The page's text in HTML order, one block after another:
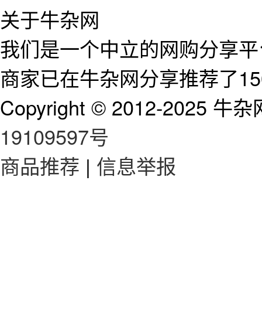
关于牛杂网
我们是一个中立的网购分享
商家已在牛杂网分享推荐了
Copyright © 2012-2025 牛
19109597号
商品推荐 | 信息举报